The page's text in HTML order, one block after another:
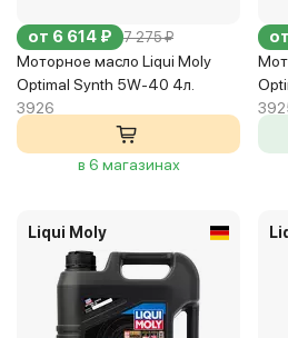
от 6 614 ₽ 7 275 ₽
Моторное масло Liqui Moly
Optimal Synth 5W-40 4л.
3926
в 6 магазинах
Liqui Moly